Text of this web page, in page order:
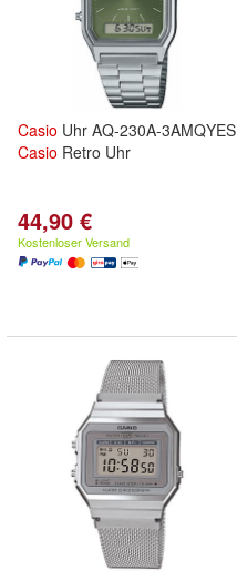
Casio Uhr AQ-230A-3AMQYES
Casio Retro Uhr
44,90 €
Kostenloser Versand